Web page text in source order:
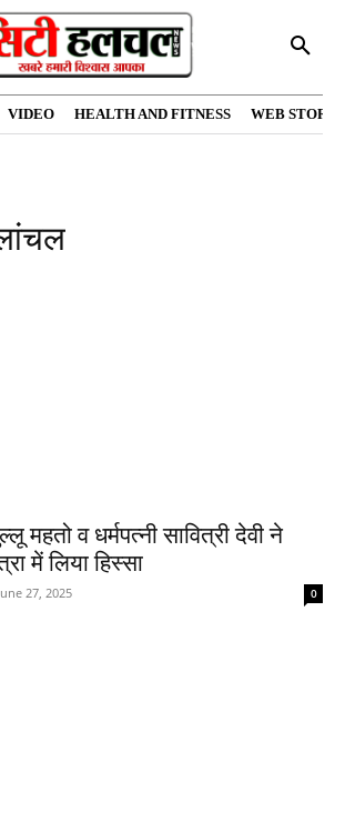
VIDEO HEALTH AND FITNESS WEB
महतो व धर्मपत्नी सावित्री देवी ने
में लिया हिस्सा
27, 2025 0